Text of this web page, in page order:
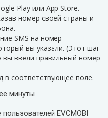
Play или App Store.
номер своей страны и
SMS на номер
вы указали. (Этот шаг
ввели правильный номер
в соответствующее поле.
минуты
EVCMOBI